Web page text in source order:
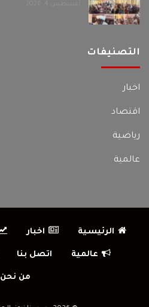
التصنيفات
اخبار
اقتصاد
رياضية
عالمية
الرئيسية اخبار
عالمية اتصل بنا
من نحن